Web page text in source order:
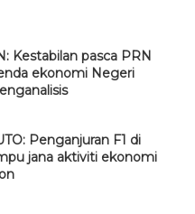
Kestabilan pasca PRN
ekonomi Negeri
Penganjuran F1 di
jana aktiviti ekonomi